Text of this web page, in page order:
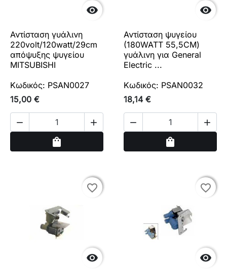

Αντίσταση γυάλινη
220volt/120watt/29cm
απόψυξης ψυγείου
MITSUBISHI
Κωδικός: PSAN0027
15,00 €
 
shopping_bag

Αντίσταση ψυγείου
(180WATT 55,5CM)
γυάλινη για General
Electric ...
Κωδικός: PSAN0032
18,14 €
 
shopping_bag

favorite_border
favorite_border

favorite_border
favorite_border